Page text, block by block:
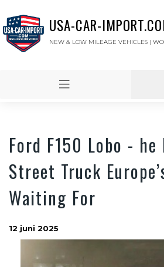
USA-CAR-
NEW & LOW MILEAGE VEHICLES |
Ford F150 Lobo - he
Street Truck
Waiting For
12 juni 2025